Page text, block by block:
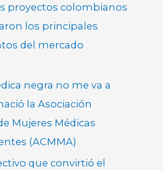
proyectos colombianos
los principales
del mercado
negra no me va a
la Asociación
Mujeres Médicas
(ACMMA)
que convirtió el